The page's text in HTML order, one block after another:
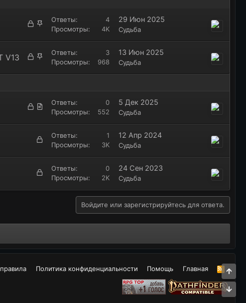
З
к
р
т
З
к
р
п
н
Ответы
4
Просмотры
4K
29 Июн 2025
Судьба
З
к
т
З
к
п
н
V13 Ответы
3
Просмотры
968
13 Июн 2025
Судьба
З
к
р
т
Статья
С
а
т
я
Ответы
0
Просмотры
552
5 Дек 2025
Судьба
З
к
р
т
Ответы
1
Просмотры
3K
12 Апр 2024
Судьба
З
к
т
Ответы
0
Просмотры
2K
24 Сен 2023
Судьба
Войдите или зарегистрируйтесь для ответа.
Политика конфиденциальности Помощь Главная
R
S
S